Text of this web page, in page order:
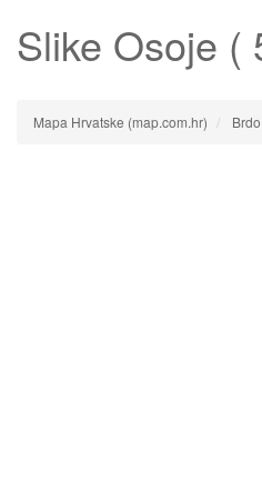
Slike Osoje (
Mapa Hrvatske (map.com.hr) Brdo